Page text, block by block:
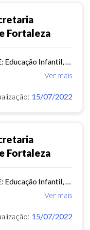
Fortaleza
Ver mais
15/07/2022
Fortaleza
Ver mais
15/07/2022